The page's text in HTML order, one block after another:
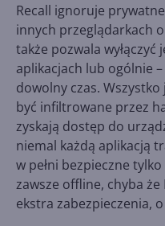
Recall ignoruje
innych przeglądarkach
także pozwala wyłączyć
aplikacjach lub ogólnie
dowolny czas.
być infiltrowane przez
zyskają dostęp do
niemal każdą aplikacją
w pełni bezpieczne
zawsze offline, chyba
ekstra zabezpieczenia,